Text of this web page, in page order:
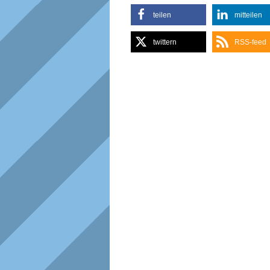
teilen mitteilen
twittern RSS-feed